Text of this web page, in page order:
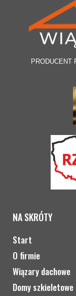
PRODUCENT
NA SKRÓTY
Start
O firmie
Wiązary dachowe
Domy szkieletowe